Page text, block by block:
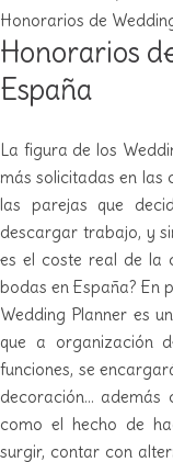
Honorarios de
Honorarios
España
La figura de los
más solicitadas en las
las parejas que
descargar trabajo, y
es el coste real de la
bodas en España? En
Wedding Planner es
que a organización
funciones, se
decoración… además
como el hecho de
surgir, contar con